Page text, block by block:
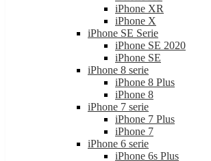
iPhone XR
iPhone X
iPhone SE Serie
iPhone SE 2020
iPhone SE
iPhone 8 serie
iPhone 8 Plus
iPhone 8
iPhone 7 serie
iPhone 7 Plus
iPhone 7
iPhone 6 serie
iPhone 6s Plus